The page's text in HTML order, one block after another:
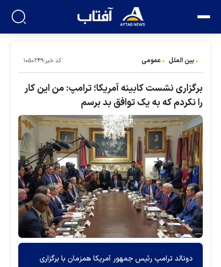
بین الملل عمومی کد خبر:۱۰۵۰۲۴۹
برگزاری نشست کابینه آمریکا؛ ترامپ: من این کار
را نکردم که به یک توافق بد برسم
دونالد ترامپ رئیس جمهور آمریکا همزمان با برگزاری